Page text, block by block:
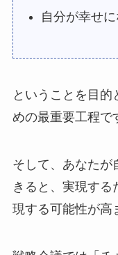
自分が幸せ
ということを目的
めの最重要工程で
そして、あなたが
きると、実現す
現する可能性が高